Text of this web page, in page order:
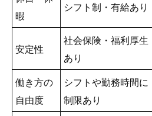
暇
シフト制・有給あり
安定性
社会保険・福利厚生
あり
働き方の
自由度
シフトや勤務時間に
制限あり